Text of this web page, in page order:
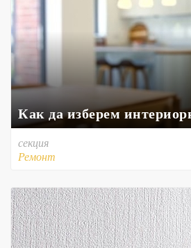
Как да изберем
секция
Ремонт